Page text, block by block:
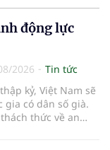
động lực
2026
Tin tức
kỷ, Việt Nam sẽ
có dân số già.
thức về an